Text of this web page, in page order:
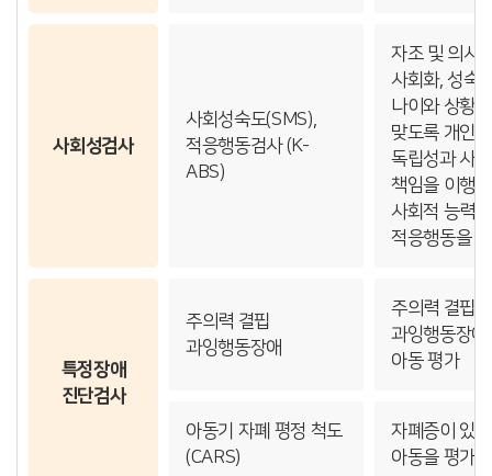
사회성검사
사회성숙도(SMS),
적응행동검사 (K-
ABS)
자조 및 의사
사회화, 성숙
나이와 상황에
맞도록 개인의
독립성과 사
책임을 이행
사회적 능력,
적응행동을
특정장애
진단검사
주의력 결핍
과잉행동장애
주의력 결핍
과잉행동장애
아동 평가
아동기 자폐 평정 척도
(CARS)
자폐증이 있는
아동을 평가